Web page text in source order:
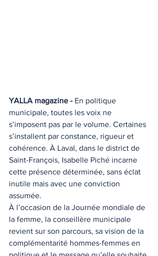
YALLA magazine - En politique
municipale, toutes les voix ne
s’imposent pas par le volume. Certaines
s’installent par constance, rigueur et
cohérence. À Laval, dans le district de
Saint-François, Isabelle Piché incarne
cette présence déterminée, sans éclat
inutile mais avec une conviction
assumée.
À l’occasion de la Journée mondiale de
la femme, la conseillère municipale
revient sur son parcours, sa vision de la
complémentarité hommes-femmes en